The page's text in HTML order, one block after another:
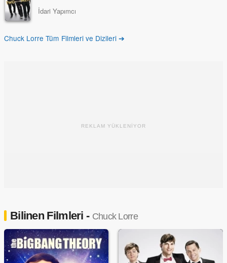
İdari Yapımcı
Chuck Lorre Tüm Filmleri ve Dizileri ➔
REKLAM YÜKLENİYOR
Bilinen Filmleri - Chuck Lorre